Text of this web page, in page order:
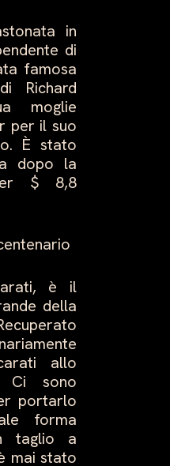
in
di
famosa
Richard
moglie
per il suo
È stato
dopo la
$ 8,8
è il
della
allo
Ci sono
portarlo
forma
taglio a
mai stato